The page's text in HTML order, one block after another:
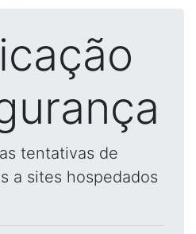
tentativas de
a sites hospedados